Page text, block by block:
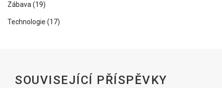
Zábava(19)
Technologie (17)
SOUVISEJÍCÍ PŘÍSPĚVKY